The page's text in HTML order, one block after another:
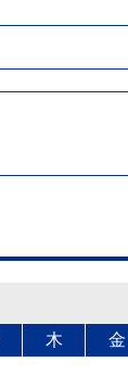
木 金